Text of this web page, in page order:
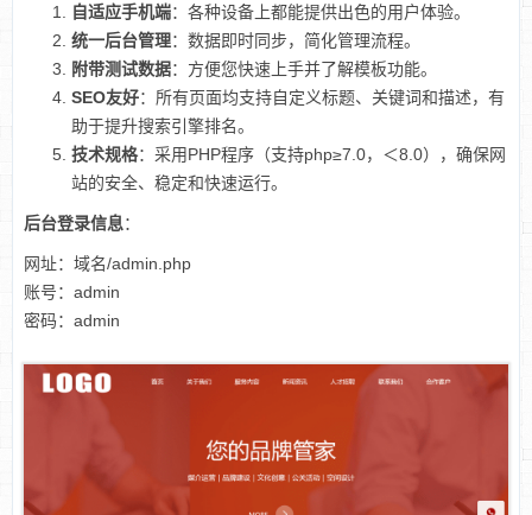
自适应手机端：各种设备上都能提供出色的用户体验。
统一后台管理：数据即时同步，简化管理流程。
附带测试数据：方便您快速上手并了解模板功能。
SEO友好：所有页面均支持自定义标题、关键词和描述，有
助于提升搜索引擎排名。
技术规格：采用PHP程序（支持php≥7.0，＜8.0），确保网
站的安全、稳定和快速运行。
后台登录信息：
网址：域名/admin.php
账号：admin
密码：admin